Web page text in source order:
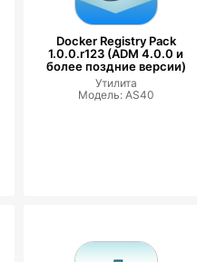
Docker Registry Pack
1.0.0.r123 (ADM 4.0.0 и
более поздние версии)
Утилита
Модель: AS40